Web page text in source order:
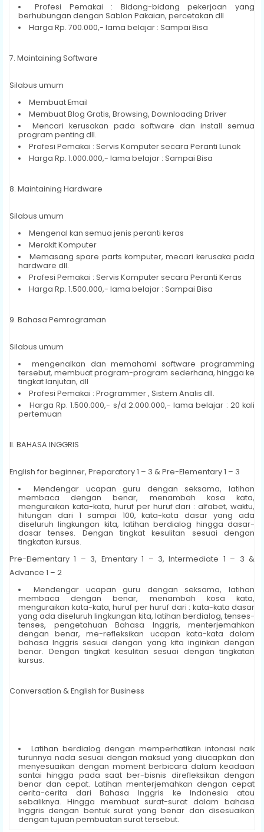
Profesi Pemakai : Bidang-bidang pekerjaan yang
berhubungan dengan Sablon Pakaian, percetakan dll
Harga Rp. 700.000,- lama belajar : Sampai Bisa
7. Maintaining Software
Silabus umum
Membuat Email
Membuat Blog Gratis, Browsing, Downloading Driver
Mencari kerusakan pada software dan install semua
program penting dll.
Profesi Pemakai : Servis Komputer secara Peranti Lunak
Harga Rp. 1.000.000,- lama belajar : Sampai Bisa
8. Maintaining Hardware
Silabus umum
Mengenal kan semua jenis peranti keras
Merakit Komputer
Memasang spare parts komputer, mecari kerusaka pada
hardware dll.
Profesi Pemakai : Servis Komputer secara Peranti Keras
Harga Rp. 1.500.000,- lama belajar : Sampai Bisa
9. Bahasa Pemrograman
Silabus umum
mengenalkan dan memahami software programming
tersebut, membuat program-program sederhana, hingga ke
tingkat lanjutan, dll
Profesi Pemakai : Programmer , Sistem Analis dll.
Harga Rp. 1.500.000,- s/d 2.000.000,- lama belajar : 20 kali
pertemuan
II. BAHASA INGGRIS
English for beginner, Preparatory 1 – 3 & Pre-Elementary 1 – 3
Mendengar ucapan guru dengan seksama, latihan
membaca dengan benar, menambah kosa kata,
menguraikan kata-kata, huruf per huruf dari : alfabet, waktu,
hitungan dari 1 sampai 100, kata-kata dasar yang ada
diseluruh lingkungan kita, latihan berdialog hingga dasar-
dasar tenses. Dengan tingkat kesulitan sesuai dengan
tingkatan kursus.
Pre-Elementary 1 – 3, Ementary 1 – 3, Intermediate 1 – 3 &
Advance 1 – 2
Mendengar ucapan guru dengan seksama, latihan
membaca dengan benar, menambah kosa kata,
menguraikan kata-kata, huruf per huruf dari : kata-kata dasar
yang ada diseluruh lingkungan kita, latihan berdialog, tenses-
tenses, pengetahuan Bahasa Inggris, menterjemahkan
dengan benar, me-refleksikan ucapan kata-kata dalam
bahasa Inggris sesuai dengan yang kita inginkan dengan
benar. Dengan tingkat kesulitan sesuai dengan tingkatan
kursus.
Conversation & English for Business
Latihan berdialog dengan memperhatikan intonasi naik
turunnya nada sesuai dengan maksud yang diucapkan dan
menyesuaikan dengan moment berbicara dalam keadaan
santai hingga pada saat ber-bisnis direfleksikan dengan
benar dan cepat. Latihan menterjemahkan dengan cepat
cerita-cerita dari Bahasa Inggris ke Indonesia atau
sebaliknya. Hingga membuat surat-surat dalam bahasa
Inggris dengan bentuk surat yang benar dan disesuaikan
dengan tujuan pembuatan surat tersebut.